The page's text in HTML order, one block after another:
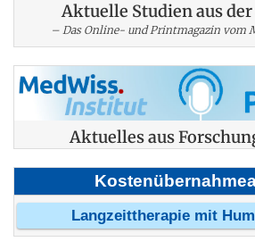
Aktuelle Studien aus
– Das Online- und Printmagazin vom
Aktuelles aus
Langzeittherapie mit